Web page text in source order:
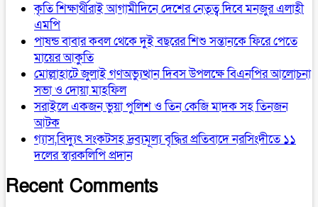
কৃতি শিক্ষার্থীরাই আগামীদিনে দেশের নেতৃত্ব দিবে মনজুর এলাহী
এমপি
পাষন্ড বাবার কবল থেকে দুই বছরের শিশু সন্তানকে ফিরে পেতে
মায়ের আকুতি
মোল্লাহাটে জুলাই গণঅভ্যুত্থান দিবস উপলক্ষে বিএনপির আলোচনা
সভা ও দোয়া মাহফিল
সরাইলে একজন ভুয়া পুলিশ ও তিন কেজি মাদক সহ তিনজন
আটক
গ্যাস,বিদ্যুৎ সংকটসহ দ্রব্যমূল্য বৃদ্ধির প্রতিবাদে নরসিংদীতে ১১
দলের স্বারকলিপি প্রদান
Recent Comments